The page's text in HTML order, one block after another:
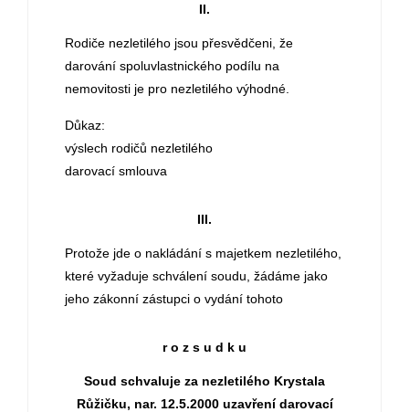
II.
Rodiče nezletilého jsou přesvědčeni, že
darování spoluvlastnického podílu na
nemovitosti je pro nezletilého výhodné.
Důkaz:
výslech rodičů nezletilého
darovací smlouva
III.
Protože jde o nakládání s majetkem nezletilého,
které vyžaduje schválení soudu, žádáme jako
jeho zákonní zástupci o vydání tohoto
r o z s u d k u
Soud schvaluje za nezletilého Krystala
Růžičku, nar. 12.5.2000 uzavření darovací